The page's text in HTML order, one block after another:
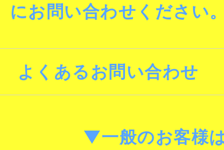
にお問い合わせください
よくあるお問い合わせ
▼一般のお客様